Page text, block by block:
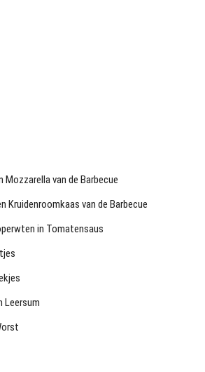
van de Barbecue
Kruidenroomkaas van de Barbecue
in Tomatensaus
Leersum